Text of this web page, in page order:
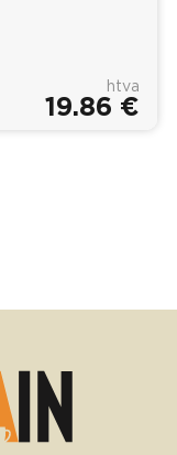
htva
19.86 €